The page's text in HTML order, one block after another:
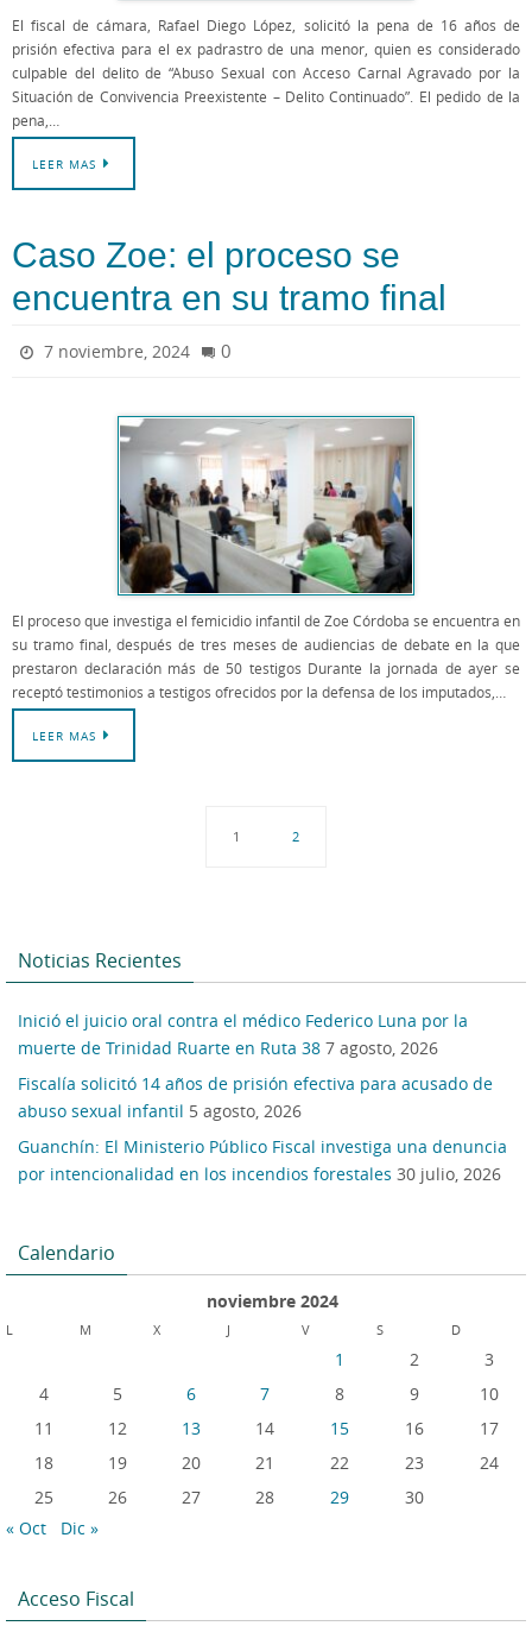
El fiscal de cámara, Rafael Diego López, solicitó la pena de 16 años de
prisión efectiva para el ex padrastro de una menor, quien es considerado
culpable del delito de “Abuso Sexual con Acceso Carnal Agravado por la
Situación de Convivencia Preexistente – Delito Continuado”. El pedido de la
pena,…
LEER MAS
Caso Zoe: el proceso se
encuentra en su tramo final
7 noviembre, 2024 0
El proceso que investiga el femicidio infantil de Zoe Córdoba se encuentra en
su tramo final, después de tres meses de audiencias de debate en la que
prestaron declaración más de 50 testigos Durante la jornada de ayer se
receptó testimonios a testigos ofrecidos por la defensa de los imputados,…
LEER MAS
1 2
Noticias Recientes
Inició el juicio oral contra el médico Federico Luna por la
muerte de Trinidad Ruarte en Ruta 38 7 agosto, 2026
Fiscalía solicitó 14 años de prisión efectiva para acusado de
abuso sexual infantil 5 agosto, 2026
Guanchín: El Ministerio Público Fiscal investiga una denuncia
por intencionalidad en los incendios forestales 30 julio, 2026
Calendario
noviembre 2024
L M X J V S D
1 2
3
4
5 6 7 8 9
10
11
12 13 14 15 16
17
18
19 20 21 22 23
24
25
26 27 28 29
30
« Oct
Dic »
Acceso Fiscal